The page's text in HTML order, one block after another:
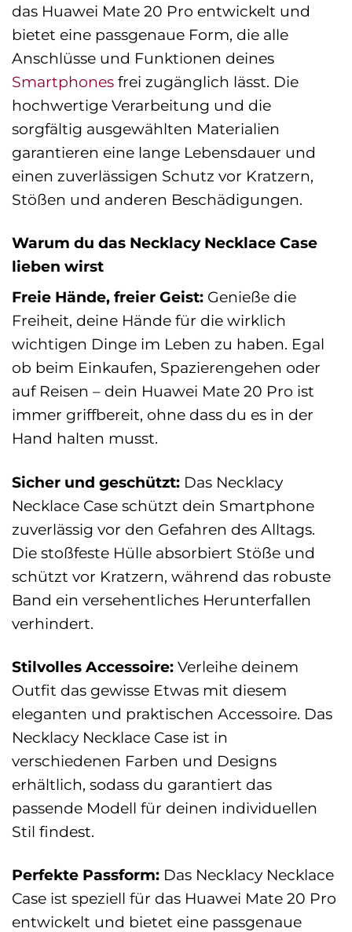
das Huawei Mate 20 Pro entwickelt und
bietet eine passgenaue Form, die alle
Anschlüsse und Funktionen deines
Smartphones frei zugänglich lässt. Die
hochwertige Verarbeitung und die
sorgfältig ausgewählten Materialien
garantieren eine lange Lebensdauer und
einen zuverlässigen Schutz vor Kratzern,
Stößen und anderen Beschädigungen.
Warum du das Necklacy Necklace Case
lieben wirst
Freie Hände, freier Geist: Genieße die
Freiheit, deine Hände für die wirklich
wichtigen Dinge im Leben zu haben. Egal
ob beim Einkaufen, Spazierengehen oder
auf Reisen – dein Huawei Mate 20 Pro ist
immer griffbereit, ohne dass du es in der
Hand halten musst.
Sicher und geschützt: Das Necklacy
Necklace Case schützt dein Smartphone
zuverlässig vor den Gefahren des Alltags.
Die stoßfeste Hülle absorbiert Stöße und
schützt vor Kratzern, während das robuste
Band ein versehentliches Herunterfallen
verhindert.
Stilvolles Accessoire: Verleihe deinem
Outfit das gewisse Etwas mit diesem
eleganten und praktischen Accessoire. Das
Necklacy Necklace Case ist in
verschiedenen Farben und Designs
erhältlich, sodass du garantiert das
passende Modell für deinen individuellen
Stil findest.
Perfekte Passform: Das Necklacy Necklace
Case ist speziell für das Huawei Mate 20 Pro
entwickelt und bietet eine passgenaue